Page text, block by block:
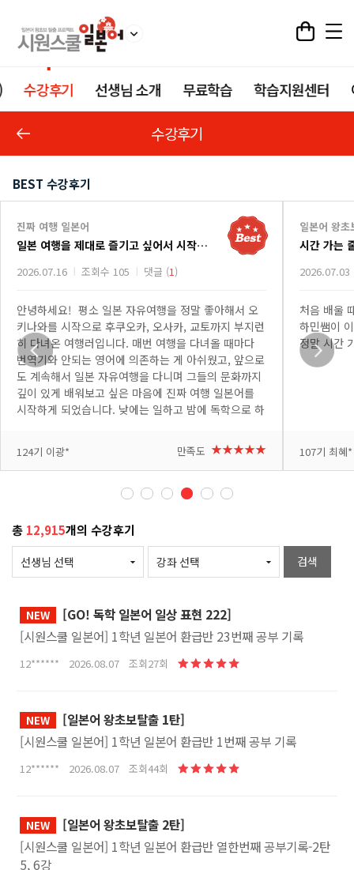
수강후기 선생님 소개 무료학습 학습지원센터
수강후기
BEST 수강후기
진짜 여행 일본어
일본 여행을 제대로 즐기고 싶어서 시작한 진짜 여행 일본어 강의
2026.07.16 조회수 105 댓글 (1)
안녕하세요! 평소 일본 자유여행을 정말 좋아해서 오
키나와를 시작으로 후쿠오카, 오사카, 교토까지 부지런
히 다녀온 여행러입니다. 매번 여행을 다녀올 때마다
번역기와 안되는 영어에 의존하는 게 아쉬웠고, 앞으로
도 계속해서 일본 자유여행을 다니며 그들의 문화까지
깊이 있게 배워보고 싶은 마음에 진짜 여행 일본어를
시작하게 되었습니다. 낮에는 일하고 밤에 독학으로 하
생님이 쉽고 재미있게 가르쳐 주셔서 배울수록 흥미가
붙고 있습니다. 다음 여행에서 꼭 써봐야지 하는 표현
이 나올 때마다 메모도 하고 복습도 하고 있습니다. 반
복해서 제 것으로 만들고 싶고, 시간도 아쉽지만 여러
고 있습니다. 열심히 공부해서 다음 일본 여행은 직접
소통하는 완벽한 자유여행으로 만들어 보겠습니다. 좋
은 강의 감사합니다!
124기 이광* 만족도 ★★★★★
일본어 왕
시간 가는
2026.07.03
처음 배울
하민쌤이
정말 시간
107기 최혜*
총 12,915개의 수강후기
검색
NEW
[GO! 독학 일본어 일상 표현 222]
[시원스쿨 일본어] 1학년 일본어 환급반 23번째 공부 기록
12****** 2026.08.07 조회27회
NEW
[일본어 왕초보탈출 1탄]
[시원스쿨 일본어] 1학년 일본어 환급반 1번째 공부 기록
12****** 2026.08.07 조회44회
NEW
[일본어 왕초보탈출 2탄]
[시원스쿨 일본어] 1학년 일본어 환급반 열한번째 공부기록-2탄
5, 6강